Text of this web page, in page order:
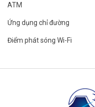
ATM
Ứng dụng chỉ đường
Điểm phát sóng Wi-Fi